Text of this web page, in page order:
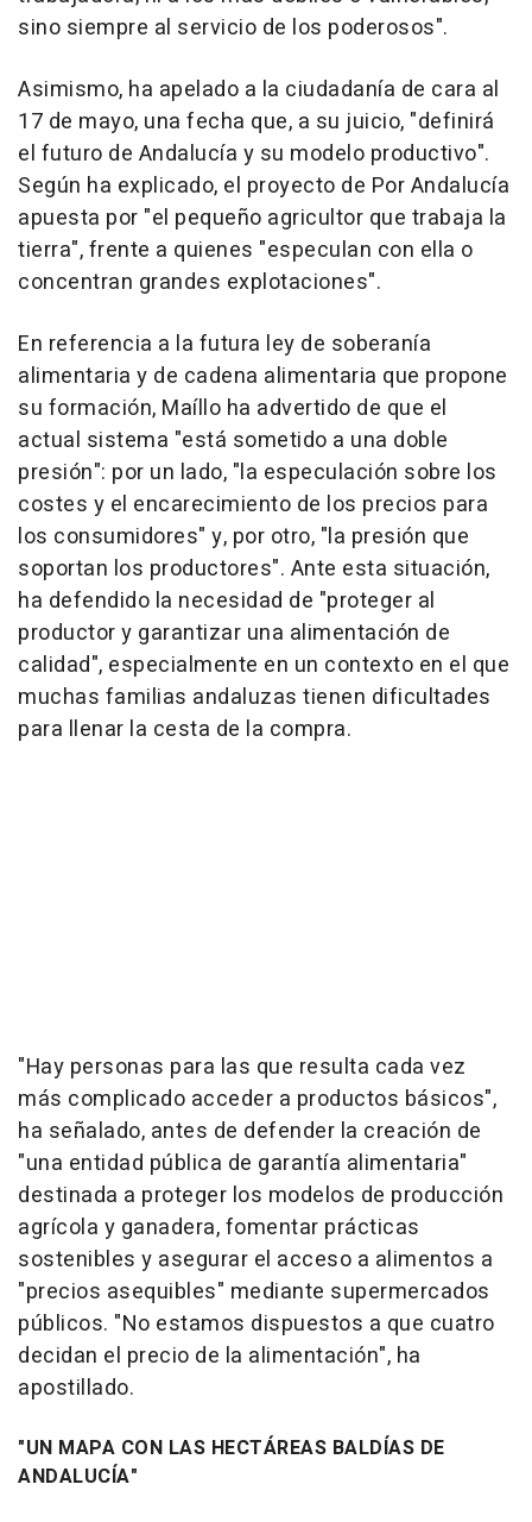
sino siempre al servicio de los poderosos".
Asimismo, ha apelado a la ciudadanía de cara al
17 de mayo, una fecha que, a su juicio, "definirá
el futuro de Andalucía y su modelo productivo".
Según ha explicado, el proyecto de Por Andalucía
apuesta por "el pequeño agricultor que trabaja la
tierra", frente a quienes "especulan con ella o
concentran grandes explotaciones".
En referencia a la futura ley de soberanía
alimentaria y de cadena alimentaria que propone
su formación, Maíllo ha advertido de que el
actual sistema "está sometido a una doble
presión": por un lado, "la especulación sobre los
costes y el encarecimiento de los precios para
los consumidores" y, por otro, "la presión que
soportan los productores". Ante esta situación,
ha defendido la necesidad de "proteger al
productor y garantizar una alimentación de
calidad", especialmente en un contexto en el que
muchas familias andaluzas tienen dificultades
para llenar la cesta de la compra.
"Hay personas para las que resulta cada vez
más complicado acceder a productos básicos",
ha señalado, antes de defender la creación de
"una entidad pública de garantía alimentaria"
destinada a proteger los modelos de producción
agrícola y ganadera, fomentar prácticas
sostenibles y asegurar el acceso a alimentos a
"precios asequibles" mediante supermercados
públicos. "No estamos dispuestos a que cuatro
decidan el precio de la alimentación", ha
apostillado.
"UN MAPA CON LAS HECTÁREAS BALDÍAS DE
ANDALUCÍA"